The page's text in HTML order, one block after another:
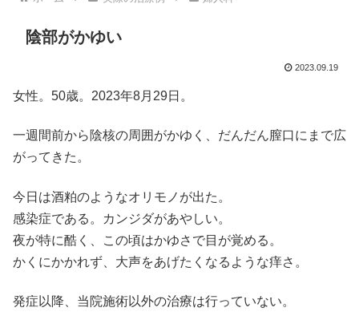
陰部がかゆい
2023.09.19
女性。50歳。2023年8月29日。
一週間前から陰核の周囲がかゆく、だんだん膣口にまで広
がってきた。
今日は酒粕のようなオリモノが出た。
感染症である。カンジダがあやしい。
夜が特に酷く、この頃はかゆさで目が覚める。
かくにかかれず、大声をあげたくなるような痒さ。
発症以降、当院施術以外の治療は行っていない。